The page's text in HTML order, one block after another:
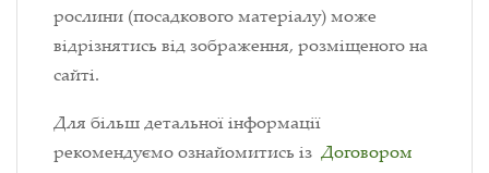
рослини (посадкового матеріалу) може
відрізнятись від зображення, розміщеного на
сайті.
Для більш детальної інформації
рекомендуємо ознайомитись із Договором